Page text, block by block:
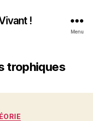
!
Menu
trophiques